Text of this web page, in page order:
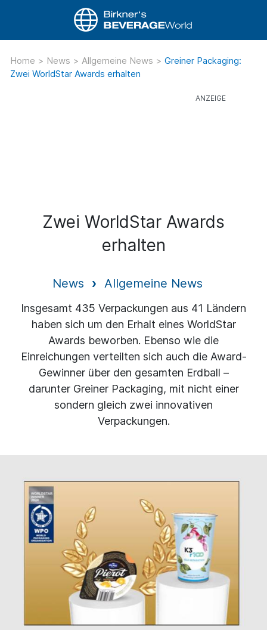
Home > News > Allgemeine News > Greiner Packaging:
Zwei WorldStar Awards erhalten
Zwei WorldStar Awards
erhalten
News Allgemeine News
Insgesamt 435 Verpackungen aus 41 Ländern
haben sich um den Erhalt eines WorldStar
Awards beworben. Ebenso wie die
Einreichungen verteilten sich auch die Award-
Gewinner über den gesamten Erdball –
darunter Greiner Packaging, mit nicht einer
sondern gleich zwei innovativen
Verpackungen.